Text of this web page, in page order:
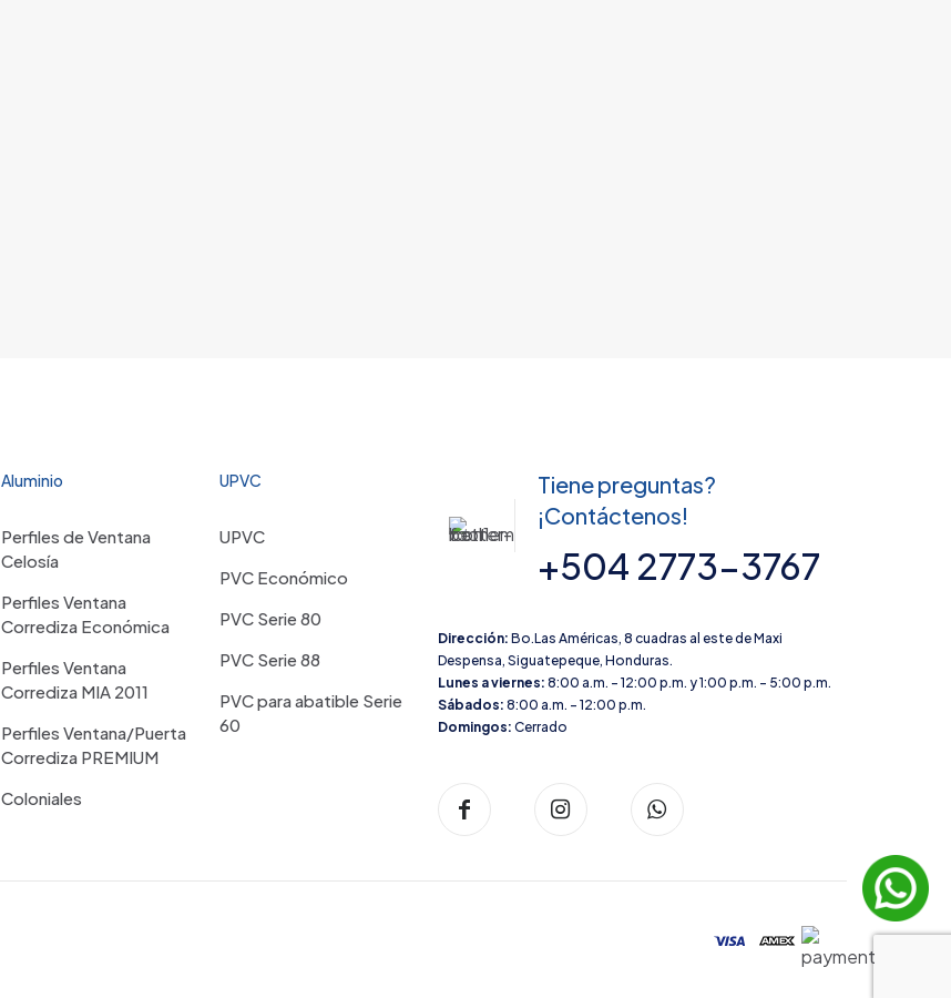
Aluminio
Perfiles de Ventana
Celosía
Perfiles Ventana
Corrediza Económica
Perfiles Ventana
Corrediza MIA 2011
Perfiles Ventana/Puerta
Corrediza PREMIUM
Coloniales
UPVC
UPVC
PVC Económico
PVC Serie 80
PVC Serie 88
PVC para abatible Serie
60
Tiene preguntas?
¡Contáctenos!
+504 2773-3767
Dirección: Bo.Las Américas, 8 cuadras al este de Maxi
Despensa, Siguatepeque, Honduras.
Lunes a viernes: 8:00 a.m. – 12:00 p.m. y 1:00 p.m. – 5:00 p.m.
Sábados: 8:00 a.m. – 12:00 p.m.
Domingos: Cerrado